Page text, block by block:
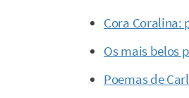
Cora Coralina:
Os mais belos
Poemas de